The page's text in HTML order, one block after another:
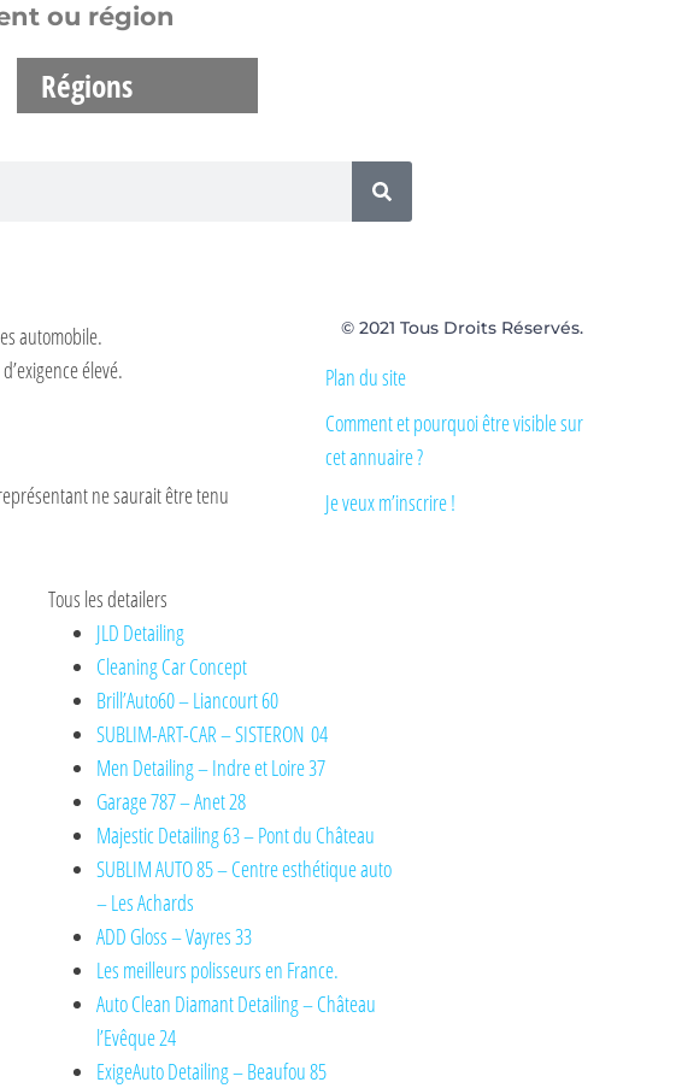
ou région
Régions
automobile.
élevé.
ne saurait être tenu
© 2021 Tous Droits Réservés.
Plan du site
Comment et pourquoi être visible sur
cet annuaire ?
Je veux m’inscrire !
Tous les detailers
JLD Detailing
Cleaning Car Concept
Brill’Auto60 – Liancourt 60
SUBLIM-ART-CAR – SISTERON 04
Men Detailing – Indre et Loire 37
Garage 787 – Anet 28
Majestic Detailing 63 – Pont du Château
SUBLIM AUTO 85 – Centre esthétique auto
– Les Achards
ADD Gloss – Vayres 33
Les meilleurs polisseurs en France.
Auto Clean Diamant Detailing – Château
l’Evêque 24
ExigeAuto Detailing – Beaufou 85